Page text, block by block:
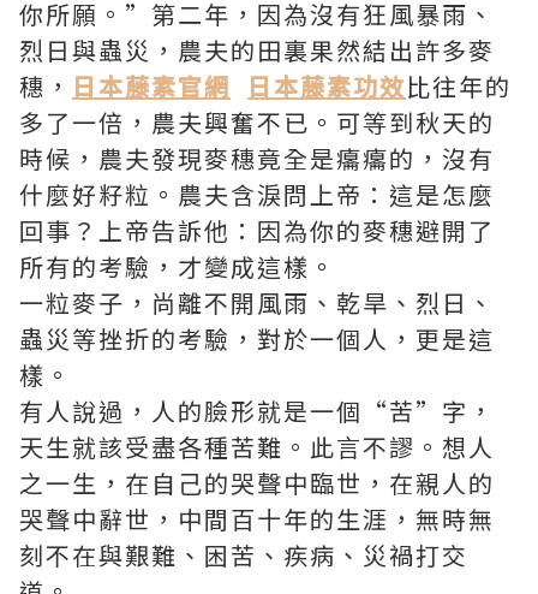
你所願。”第二年，因為沒有狂風暴雨、
烈日與蟲災，農夫的田裏果然結出許多麥
穗， 日本藤素官網 日本藤素功效比往年的
多了一倍，農夫興奮不已。可等到秋天的
時候，農夫發現麥穗竟全是癟癟的，沒有
什麼好籽粒。農夫含淚問上帝：這是怎麼
回事？上帝告訴他：因為你的麥穗避開了
所有的考驗，才變成這樣。
一粒麥子，尚離不開風雨、乾旱、烈日、
蟲災等挫折的考驗，對於一個人，更是這
樣。
有人說過，人的臉形就是一個“苦”字，
天生就該受盡各種苦難。此言不謬。想人
之一生，在自己的哭聲中臨世，在親人的
哭聲中辭世，中間百十年的生涯，無時無
刻不在與艱難、困苦、疾病、災禍打交